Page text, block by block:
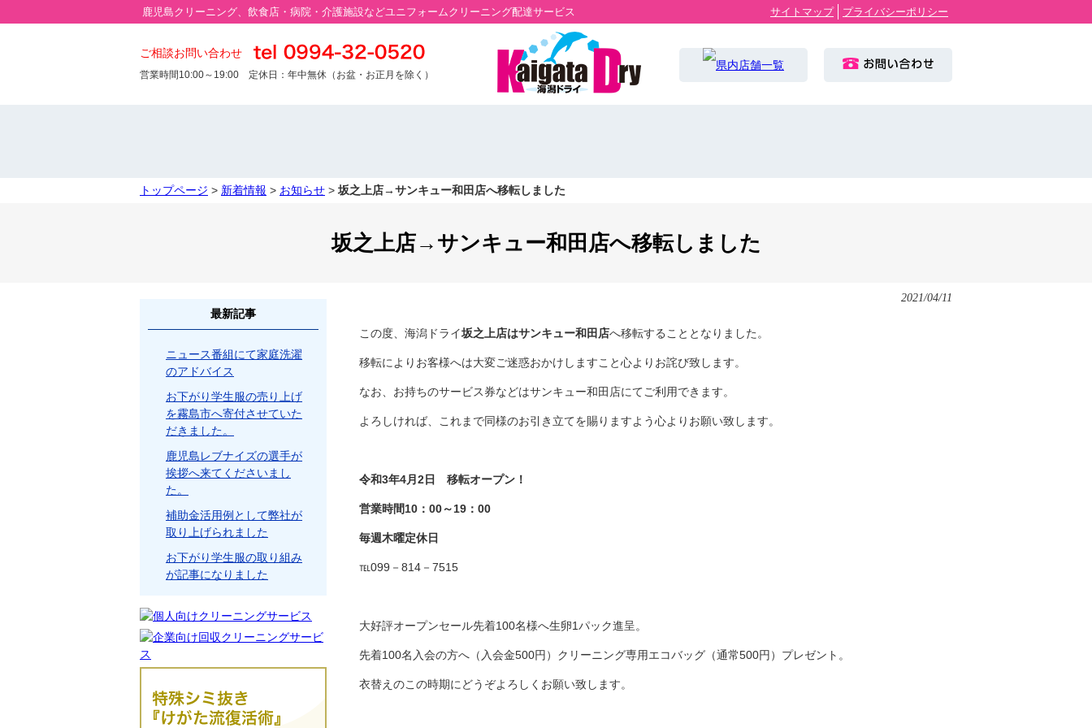
鹿児島クリーニング、飲食店・病院・介護施設などユニフォームクリーニング配達サービス サイトマップ プライバシーポリシー
ご相談お問い合わせ
営業時間10:00～19:00 定休日：年中無休（お盆・お正月を除く）
トップページ > 新着情報 > お知らせ > 坂之上店→サンキュー和田店へ移転しました
坂之上店→サンキュー和田店へ移転しました
2021/04/11
この度、海潟ドライ坂之上店はサンキュー和田店へ移転することとなりました。
移転によりお客様へは大変ご迷惑おかけしますこと心よりお詫び致します。
なお、お持ちのサービス券などはサンキュー和田店にてご利用できます。
よろしければ、これまで同様のお引き立てを賜りますよう心よりお願い致します。
令和3年4月2日 移転オープン！
営業時間10：00～19：00
毎週木曜定休日
℡099－814－7515
大好評オープンセール先着100名様へ生卵1パック進呈。
先着100名入会の方へ（入会金500円）クリーニング専用エコバッグ（通常500円）プレゼント。
衣替えのこの時期にどうぞよろしくお願い致します。
最新記事
ニュース番組にて家庭洗濯
のアドバイス
お下がり学生服の売り上げ
を霧島市へ寄付させていた
だきました。
鹿児島レブナイズの選手が
挨拶へ来てくださいまし
た。
補助金活用例として弊社が
取り上げられました
お下がり学生服の取り組み
が記事になりました